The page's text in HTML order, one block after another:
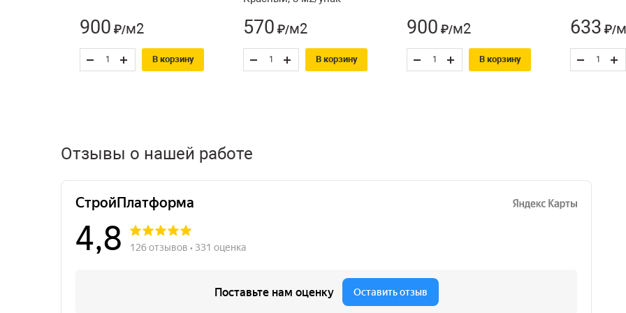
900 ₽/м2
В корзину
570 ₽/м2
В корзину
900 ₽/м2
В корзину
633 ₽/
Отзывы о нашей работе